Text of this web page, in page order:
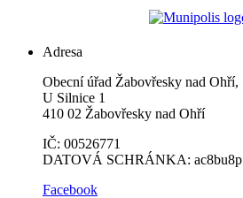
Adresa
Obecní úřad Žabovřesky nad Ohří,
U Silnice 1
410 02 Žabovřesky nad Ohří
IČ: 00526771
DATOVÁ SCHRÁNKA: ac8bu8p
Facebook